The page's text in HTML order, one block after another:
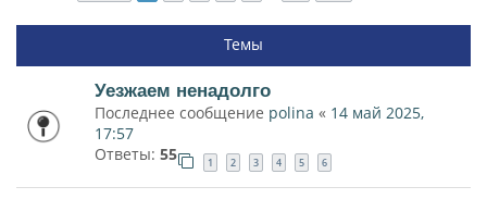
Темы
Уезжаем ненадолго
Последнее сообщение polina « 14 май 2025,
17:57
Ответы: 55 1 2 3 4 5 6